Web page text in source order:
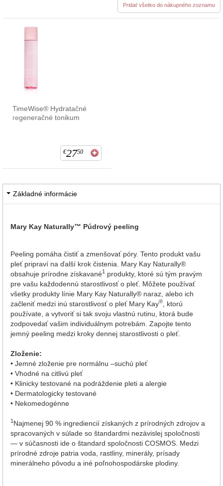
Pridať všetko do nákupného zoznamu
TimeWise® Hydratačné
regeneračné tonikum
€2750
Základné informácie
Mary Kay Naturally™ Púdrový peeling
Peeling pomáha čistiť a zmenšovať póry. Tento produkt vašu
pleť pripraví na ďalší krok čistenia. Mary Kay Naturally®
obsahuje prírodne získavané1
produkty, ktoré sú tým pravým
pre vašu každodennú starostlivosť o pleť. Môžete používať
všetky produkty línie Mary Kay Naturally® naraz, alebo ich
začleniť medzi inú starostlivosť o pleť Mary Kay®
, ktorú
používate, a vytvoriť si tak svoju vlastnú rutinu, ktorá bude
zodpovedať vašim individuálnym potrebám. Zapojte tento
jemný peeling medzi kroky dennej starostlivosti o pleť.
Zloženie:
• Jemné zloženie pre normálnu –suchú pleť
• Vhodné na citlivú pleť
• Klinicky testované na podráždenie pleti a alergie
• Dermatologicky testované
• Nekomedogénne
1 Najmenej 90 % ingrediencií získaných z prírodných zdrojov a
spracovaných v súlade so štandardmi nezávislej spoločnosti
— v súčasnosti ide o štandard spoločnosti COSMOS. Medzi
prírodné zdroje patria voda, rastliny, minerály, prísady
minerálneho pôvodu a iné poľnohospodárske plodiny.